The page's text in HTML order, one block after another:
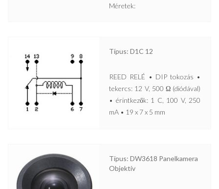
Méretek:
Típus: D1C 12
REED RELÉ • DIP tokozás •
tekercs: 12 V, 500 Ω (diódával)
• érintkezők: 1 C, 100 V, 250
mA • 19 x 7 x 5 mm
Típus: DW3618 Panelkamera
Objektív